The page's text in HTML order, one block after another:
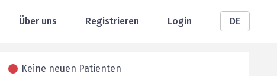
Über uns Registrieren Login DE
Keine neuen Patienten